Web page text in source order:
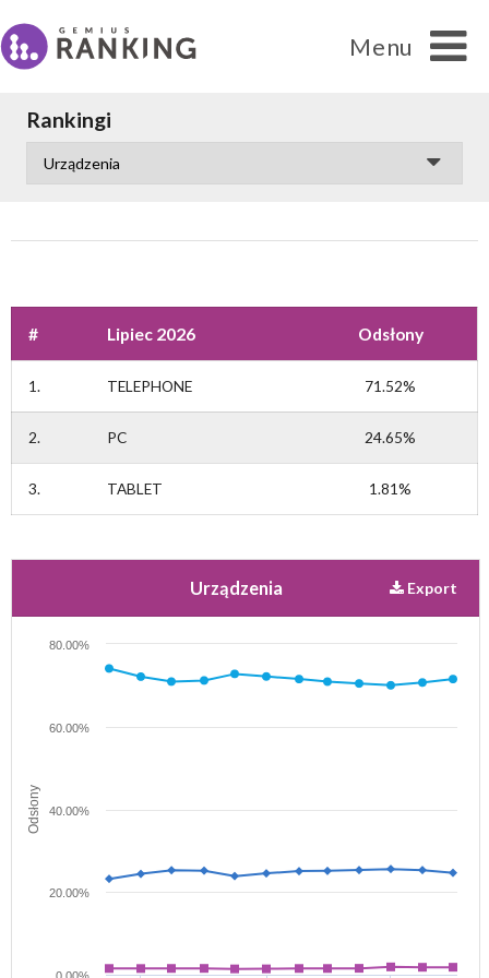
Ranking
Cytowanie danych
FAQ
Kontakt
Menu
Rankingi
# Lipiec 2026 Odsłony
1. TELEPHONE 71.52%
2. PC 24.65%
3. TABLET 1.81%
Urządzenia Export
Odsłony
20.00%
40.00%
60.00%
80.00%